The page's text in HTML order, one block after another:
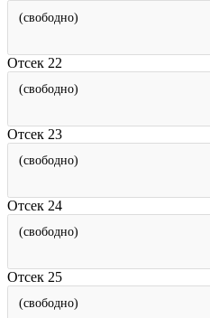
(свободно)
Отсек 22
(свободно)
Отсек 23
(свободно)
Отсек 24
(свободно)
Отсек 25
(свободно)